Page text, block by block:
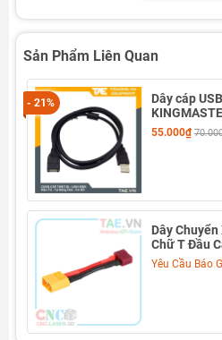
Sản Phẩm Liên Quan
- 21%
Dây cáp
55.000₫
Dây
Chữ T Đầu
Yêu Cầu Báo